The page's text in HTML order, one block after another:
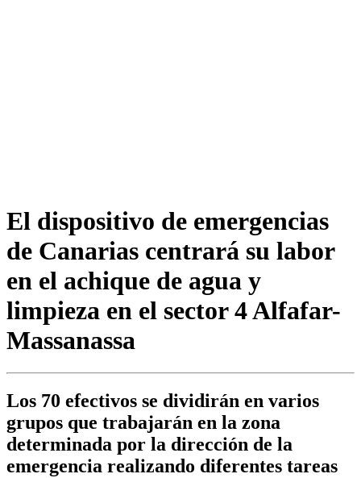
El dispositivo de emergencias
de Canarias centrará su labor
en el achique de agua y
limpieza en el sector 4 Alfafar-
Massanassa
Los 70 efectivos se dividirán en varios
grupos que trabajarán en la zona
determinada por la dirección de la
emergencia realizando diferentes tareas